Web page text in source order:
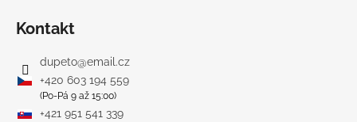
Kontakt
dupeto@email.cz
+420 603 194 559
(Po-Pá 9 až 15:00)
+421 951 541 339